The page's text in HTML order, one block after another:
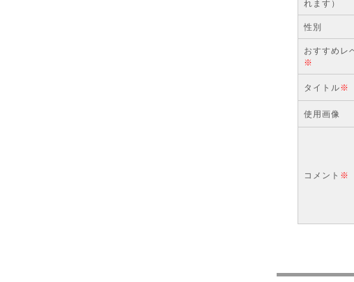
れます）
性別
おすすめレ
※
タイトル※
使用画像
コメント ※